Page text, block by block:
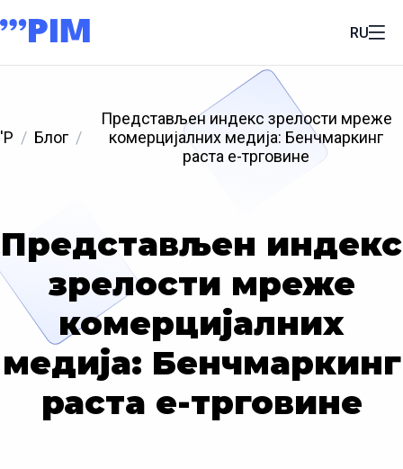
RU
'P Блог
Представљен индекс зрелости мреже
комерцијалних медија: Бенчмаркинг
раста е-трговине
Представљен индекс
зрелости мреже
комерцијалних
медија: Бенчмаркинг
раста е-трговине